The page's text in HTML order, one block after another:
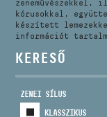
zeneművészekkel,
kórusokkal,
készített
információt
KERESŐ
ZENEI SÍLUS
KLASSZIKUS